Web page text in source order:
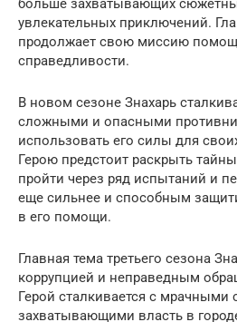
больше захватывающих
увлекательных приключений.
продолжает свою миссию
справедливости.
В новом сезоне Знахарь
сложными и опасными
использовать его силы для
Герою предстоит раскрыть
пройти через ряд испытаний и
еще сильнее и способным
в его помощи.
Главная тема третьего сезона
коррупцией и неправедным
Герой сталкивается с мрачными
захватывающими власть в